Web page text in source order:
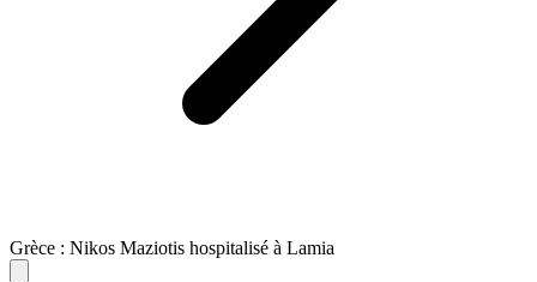
Grèce : Nikos Maziotis hospitalisé à Lamia